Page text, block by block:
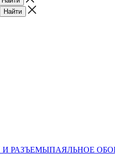
РАЗЪЕМЫПАЯЛЬНОЕ